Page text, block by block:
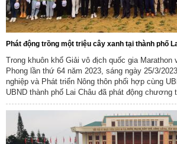
Phát động trồng một triệu cây xanh tại thành phố
Trong khuôn khổ Giải vô địch quốc gia
Phong lần thứ 64 năm 2023, sáng ngày 25/3/
nghiệp và Phát triển Nông thôn phối hợp cùng
UBND thành phố Lai Châu đã phát động chương